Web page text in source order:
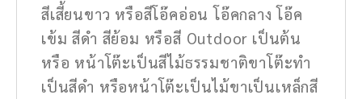
สีเสี้ยนขาว หรือสีโอ๊คอ่อน โอ๊คกลาง โอ๊ค
เข้ม สีดำ สีย้อม หรือสี Outdoor เป็นต้น
หรือ หน้าโต๊ะเป็นสีไม้ธรรมชาติขาโต๊ะทำ
เป็นสีดำ หรือหน้าโต๊ะเป็นไม้ขาเป็นเหล็กสี